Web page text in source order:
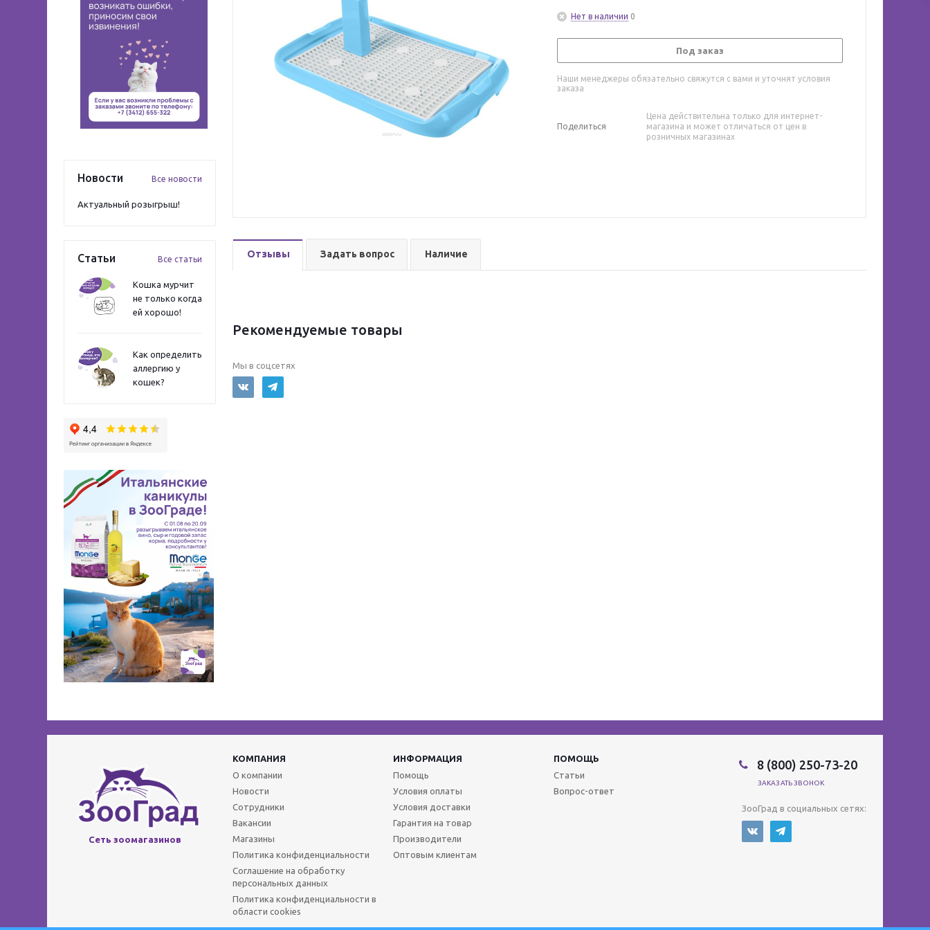
Новости Все новости
Актуальный розыгрыш!
Статьи Все статьи
Кошка мурчит
не только когда
ей хорошо!
Как определить
аллергию у
кошек?
Нет в наличии 0
Под заказ
Наши менеджеры обязательно свяжутся с вами и уточнят условия
заказа
Поделиться
Цена действительна только для интернет-
магазина и может отличаться от цен в
розничных магазинах
Отзывы Задать вопрос Наличие
Рекомендуемые товары
Мы в соцсетях
Сеть зоомагазинов
КОМПАНИЯ ИНФОРМАЦИЯ
ПОМОЩЬ
О компании
Новости
Сотрудники
Вакансии
Магазины
Политика конфиденциальности
Соглашение на обработку
персональных данных
Политика конфиденциальности в
области cookies
Помощь
Условия оплаты
Условия доставки
Гарантия на товар
Производители
Оптовым клиентам
Статьи
Вопрос-ответ
8 (800) 250-73-20
ЗАКАЗАТЬ ЗВОНОК
ЗооГрад в социальных сетях: